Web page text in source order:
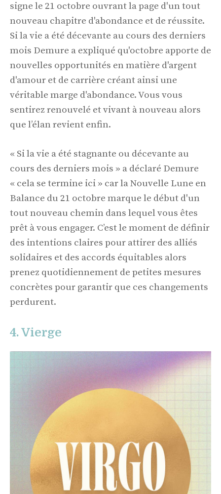
signe le 21 octobre ouvrant la page d'un tout
nouveau chapitre d'abondance et de réussite.
Si la vie a été décevante au cours des derniers
mois Demure a expliqué qu'octobre apporte de
nouvelles opportunités en matière d'argent
d'amour et de carrière créant ainsi une
véritable marge d'abondance. Vous vous
sentirez renouvelé et vivant à nouveau alors
que l’élan revient enfin.
« Si la vie a été stagnante ou décevante au
cours des derniers mois » a déclaré Demure
« cela se termine ici » car la Nouvelle Lune en
Balance du 21 octobre marque le début d'un
tout nouveau chemin dans lequel vous êtes
prêt à vous engager. C’est le moment de définir
des intentions claires pour attirer des alliés
solidaires et des accords équitables alors
prenez quotidiennement de petites mesures
concrètes pour garantir que ces changements
perdurent.
4. Vierge